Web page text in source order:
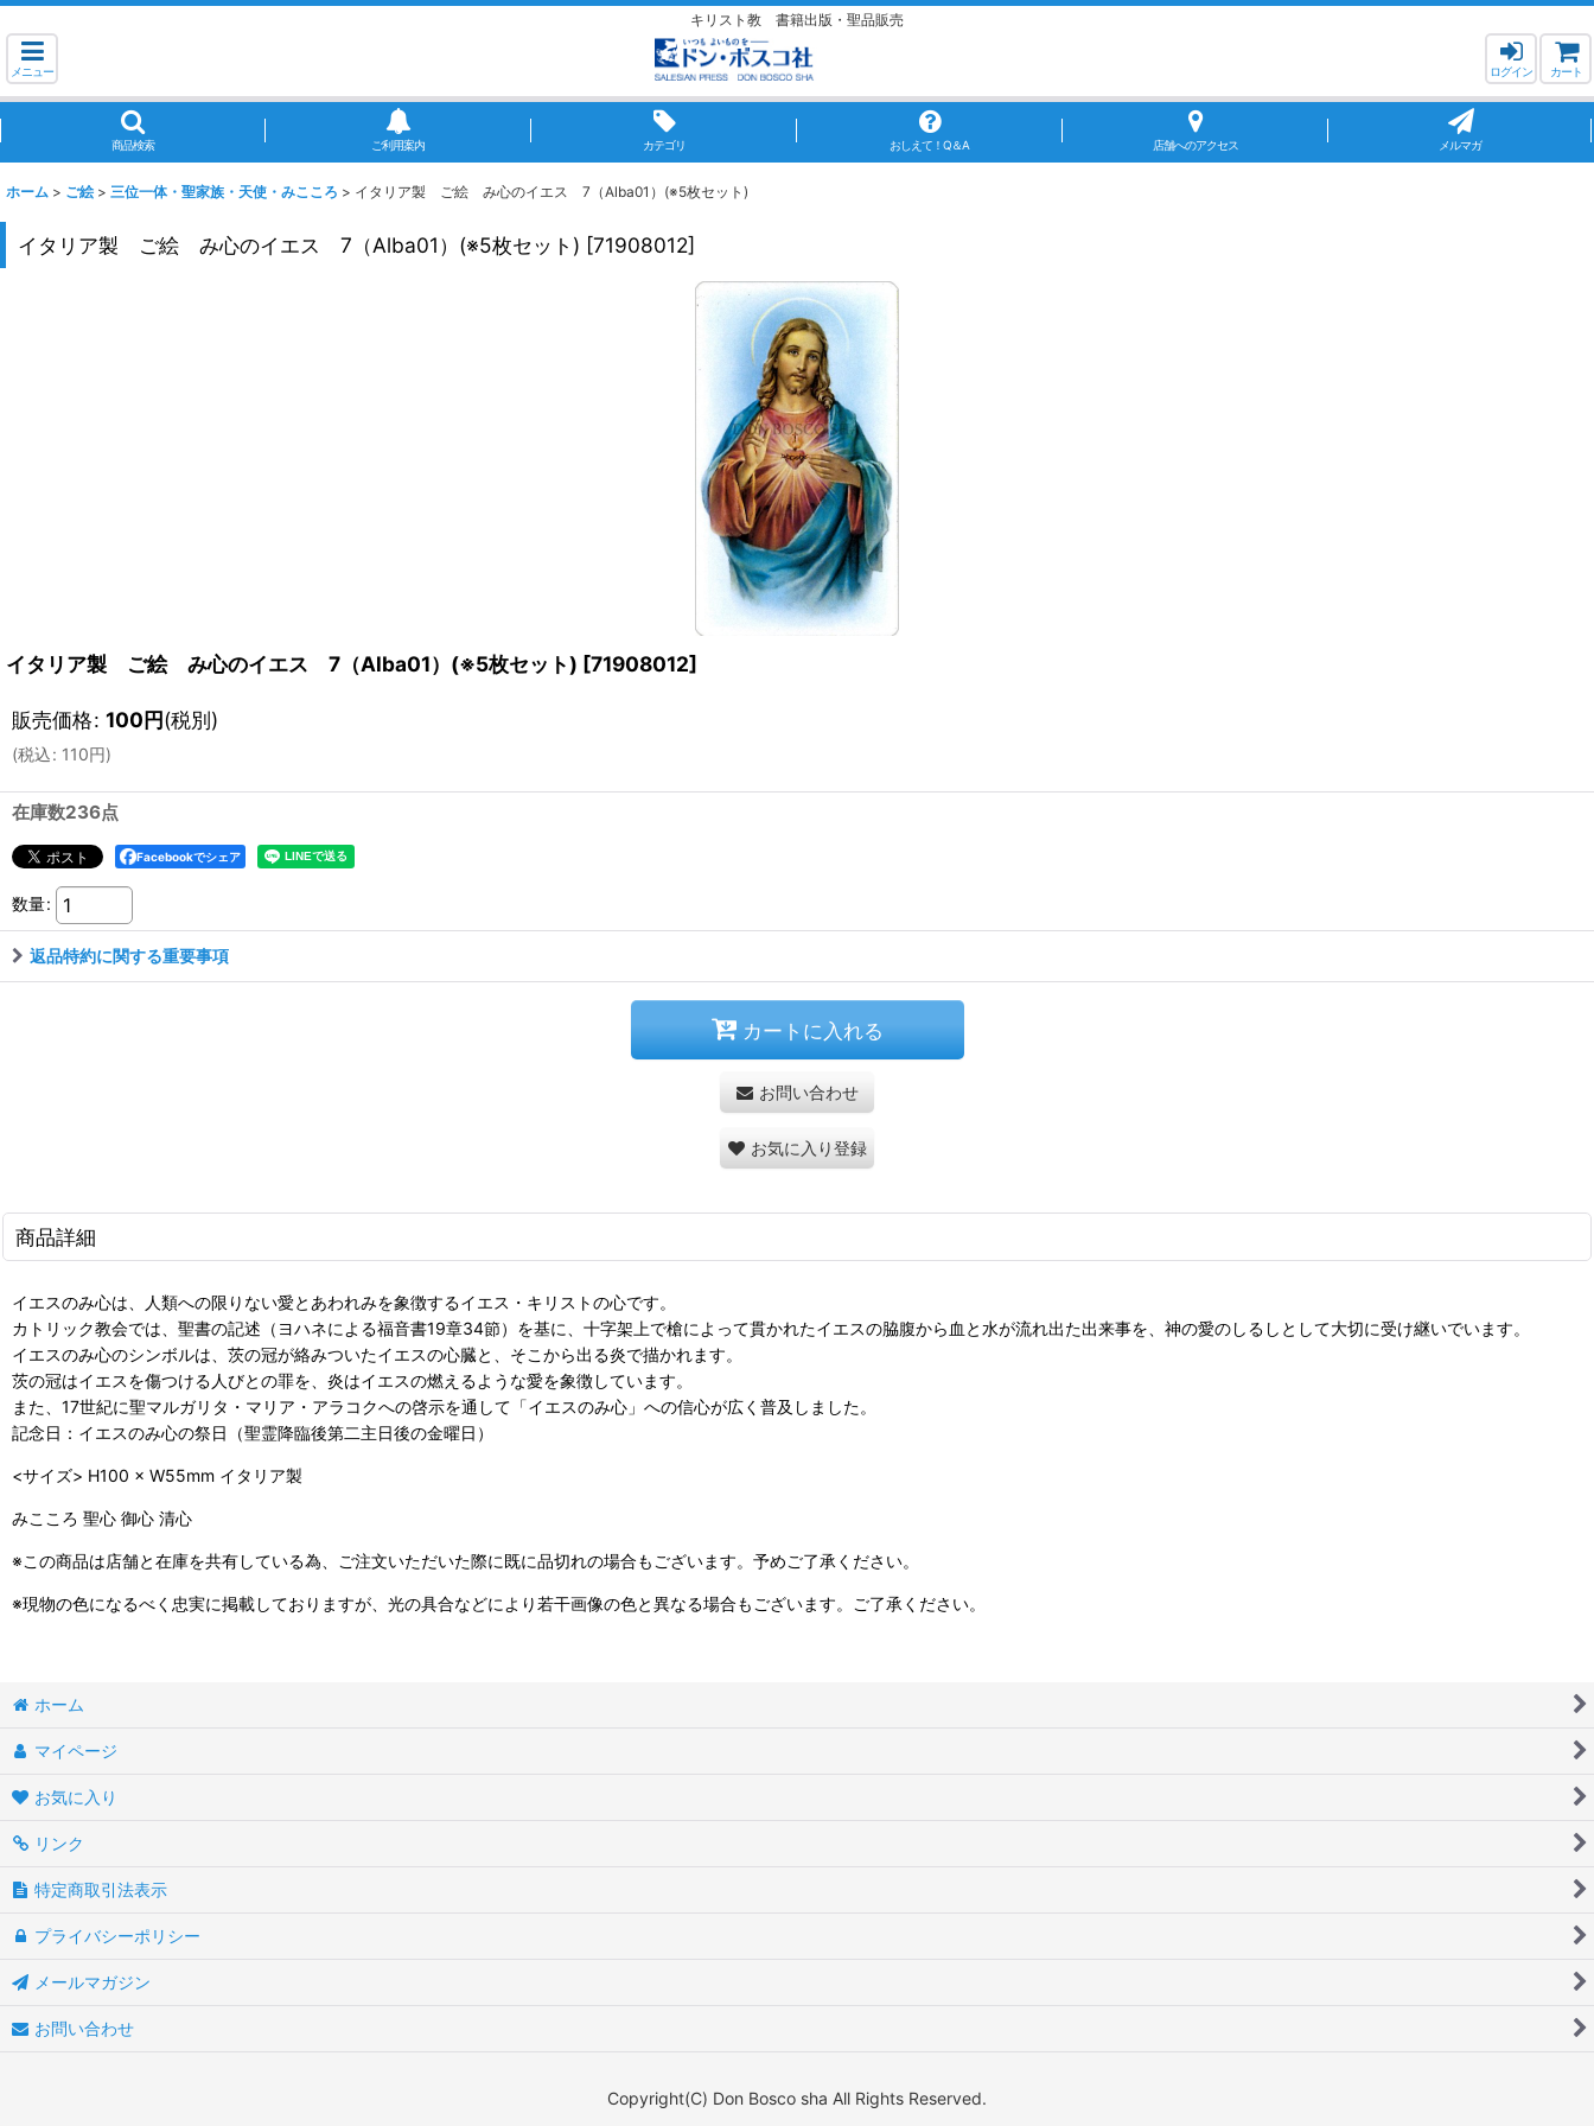
キリスト教 書籍出版・聖品販売
メニュー ログイン カート
商品検索 ご利用案内 カテゴリ おしえて！Q＆A 店舗へのアクセス メルマガ
ホーム > ご絵 > 三位一体・聖家族・天使・みこころ > イタリア製 ご絵 み心のイエス 7（Alba01）(※5枚セット)
イタリア製 ご絵 み心のイエス 7（Alba01）(※5枚セット) [71908012]
イタリア製 ご絵 み心のイエス 7（Alba01）(※5枚セット) [71908012]
販売価格: 100円(税別)
(税込: 110円)
在庫数236点
Facebookでシェア
数量:
返品特約に関する重要事項
カートに入れる
お問い合わせ
お気に入り登録
商品詳細
イエスのみ心は、人類への限りない愛とあわれみを象徴するイエス・キリストの心です。
カトリック教会では、聖書の記述（ヨハネによる福音書19章34節）を基に、十字架上で槍によって貫かれたイエスの脇腹から血と水が流れ出た出来事を、神の愛のしるしとして大切に受け継いでいます。
イエスのみ心のシンボルは、茨の冠が絡みついたイエスの心臓と、そこから出る炎で描かれます。
茨の冠はイエスを傷つける人びとの罪を、炎はイエスの燃えるような愛を象徴しています。
また、17世紀に聖マルガリタ・マリア・アラコクへの啓示を通して「イエスのみ心」への信心が広く普及しました。
記念日：イエスのみ心の祭日（聖霊降臨後第二主日後の金曜日）
<サイズ> H100 × W55mm イタリア製
みこころ 聖心 御心 清心
※この商品は店舗と在庫を共有している為、ご注文いただいた際に既に品切れの場合もございます。予めご了承ください。
※現物の色になるべく忠実に掲載しておりますが、光の具合などにより若干画像の色と異なる場合もございます。ご了承ください。
ホーム
マイページ
お気に入り
リンク
特定商取引法表示
プライバシーポリシー
メールマガジン
お問い合わせ
Copyright(C) Don Bosco sha All Rights Reserved.